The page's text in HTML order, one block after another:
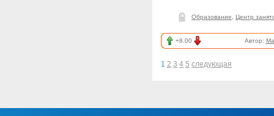
Образование Центр
+8.00 Автор:
1 2 3 4 5 следующая